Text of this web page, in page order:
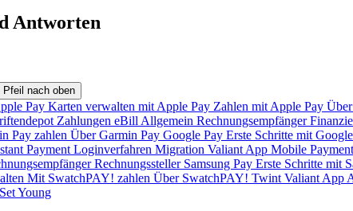
Antworten
Pay Karten verwalten mit Apple Pay Zahlen mit Apple Pay
Zahlungen eBill Allgemein Rechnungsempfänger
Pay zahlen Über Garmin Pay Google Pay Erste Schritte mit
Payment Loginverfahren Migration Valiant App Mobile Payment
Rechnungssteller Samsung Pay Erste Schritte mit
Mit SwatchPAY! zahlen Über SwatchPAY! Twint Valiant App
Young